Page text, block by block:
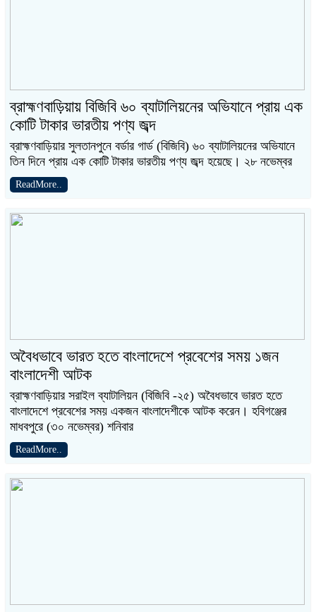
ব্রাহ্মণবাড়িয়ায় বিজিবি ৬০ ব্যাটালিয়নের অভিযানে প্রায় এক
কোটি টাকার ভারতীয় পণ্য জব্দ
ব্রাহ্মণবাড়িয়ার সুলতানপুনে বর্ডার গার্ড (বিজিবি) ৬০ ব্যাটালিয়নের অভিযানে
তিন দিনে প্রায় এক কোটি টাকার ভারতীয় পণ্য জব্দ হয়েছে। ২৮ নভেম্বর
ReadMore..
অবৈধভাবে ভারত হতে বাংলাদেশে প্রবেশের সময় ১জন
বাংলাদেশী আটক
ব্রাহ্মণবাড়িয়ার সরাইল ব্যাটালিয়ন (বিজিবি -২৫) অবৈধভাবে ভারত হতে
বাংলাদেশে প্রবেশের সময় একজন বাংলাদেশীকে আটক করেন। হবিগঞ্জের
মাধবপুরে (৩০ নভেম্বর) শনিবার
ReadMore..